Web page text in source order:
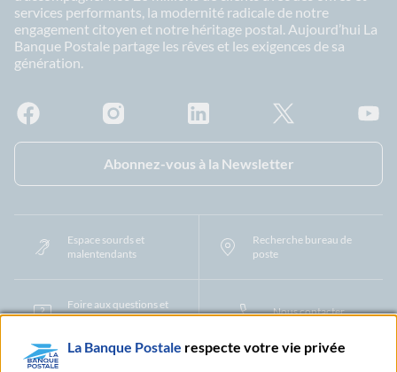
services performants, la modernité radicale de notre
engagement citoyen et notre héritage postal. Aujourd’hui La
Banque Postale partage les rêves et les exigences de sa
génération.
Abonnez-vous à la Newsletter
Espace sourds et
malentendants
Recherche bureau de
poste
Foire aux questions et
centre d'aide
Nous contacter
La Banque Postale respecte votre vie privée